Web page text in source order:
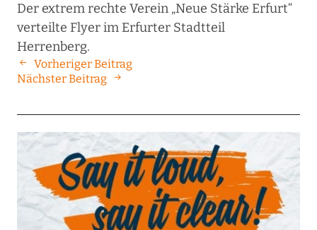
Der extrem rechte Verein „Neue Stärke Erfurt“
verteilte Flyer im Erfurter Stadtteil
Herrenberg.
Vorheriger Beitrag
Nächster Beitrag